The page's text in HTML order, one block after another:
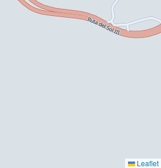
Leaflet